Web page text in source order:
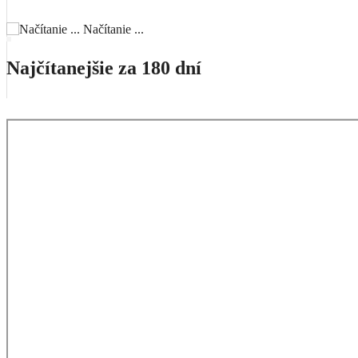
Načítanie ...
Najčítanejšie za 180 dní